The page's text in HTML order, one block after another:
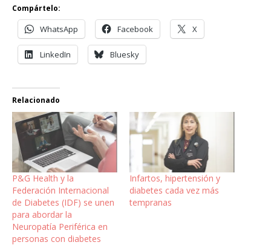
Compártelo:
WhatsApp Facebook X
LinkedIn Bluesky
Relacionado
P&G Health y la
Federación Internacional
de Diabetes (IDF) se unen
para abordar la
Neuropatía Periférica en
personas con diabetes
Infartos, hipertensión y
diabetes cada vez más
tempranas